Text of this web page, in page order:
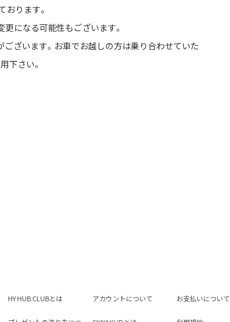
おります。
更になる可能性もございます。
ざいます。お車でお越しの方は乗り合わせていた
下さい。
HY HUB CLUBとは アカウントについて お支払いについて